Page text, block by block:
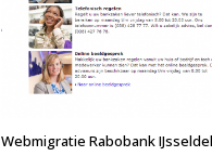
Webmigratie Rabobank